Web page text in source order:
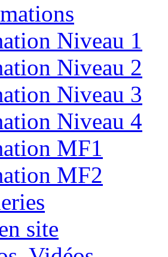
Niveau 1
Niveau 2
Niveau 3
Niveau 4
MF1
MF2
site